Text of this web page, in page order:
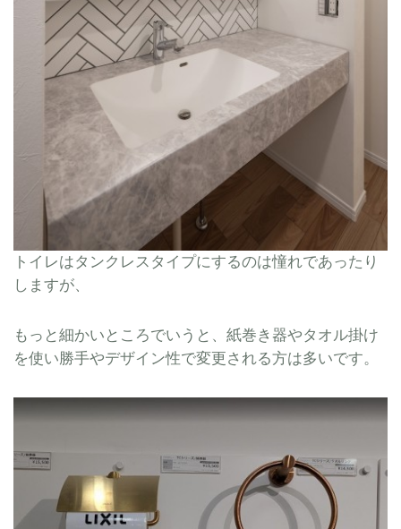
トイレはタンクレスタイプにするのは憧れであったり
しますが、
もっと細かいところでいうと、紙巻き器やタオル掛け
を使い勝手やデザイン性で変更される方は多いです。